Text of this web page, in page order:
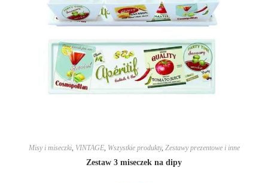
Misy i miseczki, VINTAGE, Wszystkie produkty, Zestawy prezentowe i inne
Zestaw 3 miseczek na dipy